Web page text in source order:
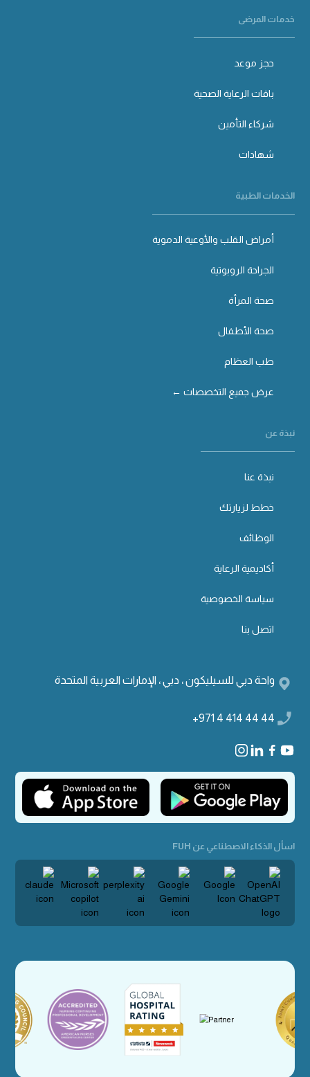
خدمات المرضى
حجز موعد
باقات الرعاية الصحية
شركاء التأمين
شهادات
الخدمات الطبية
أمراض القلب والأوعية الدموية
الجراحة الروبوتية
صحة المرأة
صحة الأطفال
طب العظام
عرض جميع التخصصات ←
نبذة عن
نبذة عنا
خطط لزيارتك
الوظائف
أكاديمية الرعاية
سياسة الخصوصية
اتصل بنا
واحة دبي للسيليكون ، دبي ، الإمارات العربية المتحدة
+971 4 414 44 44
اسأل الذكاء الاصطناعي عن FUH